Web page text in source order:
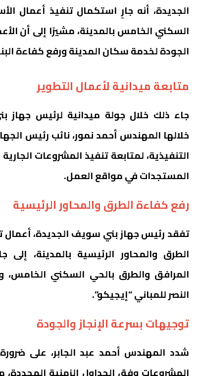
الجديدة، أنه جارٍ استكمال تنفيذ أعمال
السكني الخامس بالمدينة، مشيرًا إلى أن
الجودة لخدمة سكان المدينة ورفع كفاءة
متابعة ميدانية لأعمال التطوير
جاء ذلك خلال جولة ميدانية لرئيس جهاز
خلالها المهندس أحمد نمور، نائب رئيس
التنفيذية، لمتابعة تنفيذ المشروعات
المستجدات في مواقع العمل.
رفع كفاءة الطرق والمحاور الرئيسية
تفقد رئيس جهاز بني سويف الجديدة،
الطرق والمحاور الرئيسية بالمدينة،
المرافق والطرق بالحي السكني
النصر للمباني “إيجيكو”.
توجيهات بسرعة الإنجاز والجودة
شدد المهندس أحمد عبد الجابر، على